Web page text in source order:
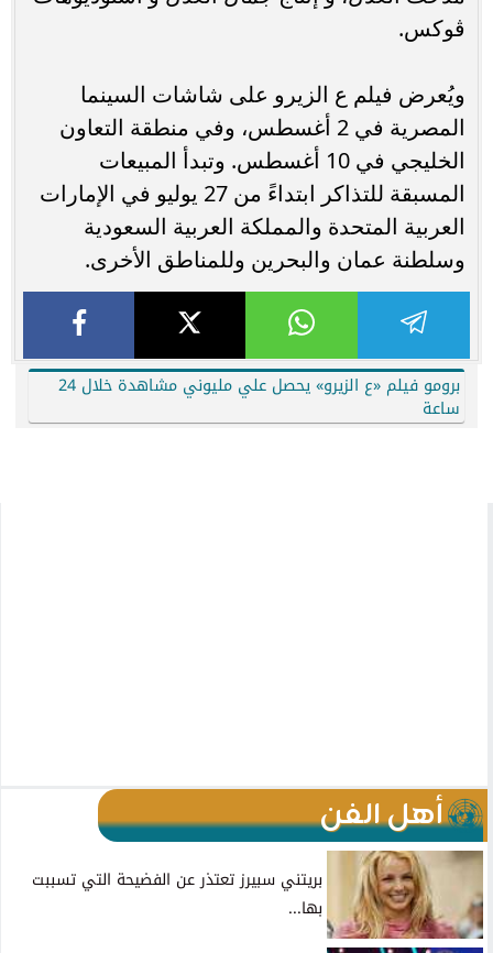
ڤوكس.
ويُعرض فيلم ع الزيرو على شاشات السينما
المصرية في 2 أغسطس، وفي منطقة التعاون
الخليجي في 10 أغسطس. وتبدأ المبيعات
المسبقة للتذاكر ابتداءً من 27 يوليو في الإمارات
العربية المتحدة والمملكة العربية السعودية
وسلطنة عمان والبحرين وللمناطق الأخرى.
برومو فيلم «ع الزيرو» يحصل علي مليوني مشاهدة خلال 24
ساعة
أهل الفن
بريتني سبيرز تعتذر عن الفضيحة التي تسببت
بها...